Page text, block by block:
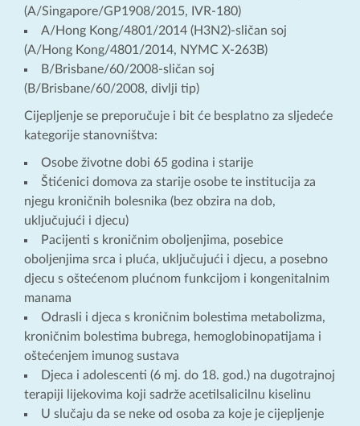
(A/Singapore/GP1908/2015, IVR-180)
A/Hong Kong/4801/2014 (H3N2)-sličan soj
(A/Hong Kong/4801/2014, NYMC X-263B)
B/Brisbane/60/2008-sličan soj
(B/Brisbane/60/2008, divlji tip)
Cijepljenje se preporučuje i bit će besplatno za sljedeće
kategorije stanovništva:
Osobe životne dobi 65 godina i starije
Štićenici domova za starije osobe te institucija za
njegu kroničnih bolesnika (bez obzira na dob,
uključujući i djecu)
Pacijenti s kroničnim oboljenjima, posebice
oboljenjima srca i pluća, uključujući i djecu, a posebno
djecu s oštećenom plućnom funkcijom i kongenitalnim
manama
Odrasli i djeca s kroničnim bolestima metabolizma,
kroničnim bolestima bubrega, hemoglobinopatijama i
oštećenjem imunog sustava
Djeca i adolescenti (6 mj. do 18. god.) na dugotrajnoj
terapiji lijekovima koji sadrže acetilsalicilnu kiselinu
U slučaju da se neke od osoba za koje je cijepljenje